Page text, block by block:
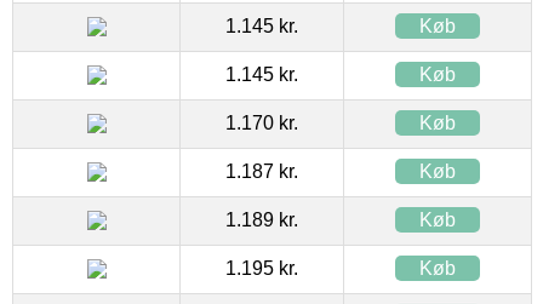
1.145 kr. Køb
1.145 kr. Køb
1.170 kr. Køb
1.187 kr. Køb
1.189 kr. Køb
1.195 kr. Køb